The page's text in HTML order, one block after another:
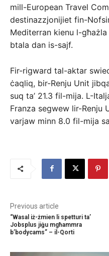
mill-European Travel
destinazzjonijiet fin-
Mediterran kienu l-
btala dan is-sajf.
Fir-rigward tal-aktar
ċaqliq, bir-Renju Unit
suq ta’ 21.3 fil-mija. L-
Franza segwew lir-Renju
varjaw minn 8.0 fil-mija
Previous article
“Wasal iż-żmien li spetturi ta’
Jobsplus jiġu mgħammra
b’bodycams” – il-Qorti